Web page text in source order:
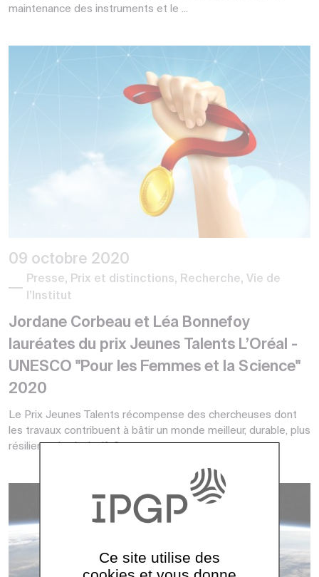
maintenance des instruments et le ...
09 octobre 2020
Presse, Prix et distinctions, Recherche, Vie de
l’Institut
Jordane Corbeau et Léa Bonnefoy
lauréates du prix Jeunes Talents L’Oréal -
UNESCO "Pour les Femmes et la Science"
2020
Le Prix Jeunes Talents récompense des chercheuses dont
les travaux contribuent à bâtir un monde meilleur, durable, plus
résilient, plus inclusif. Cett...
Ce site utilise des